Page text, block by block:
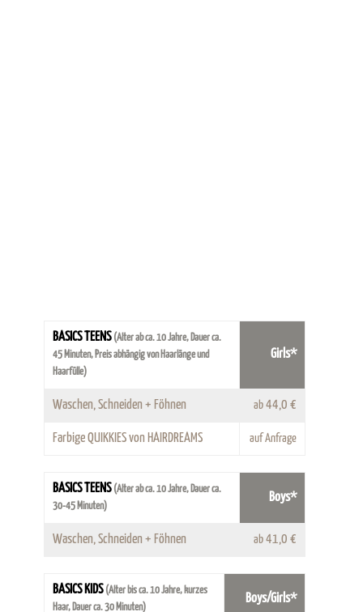
BASICS TEENS (Alter ab ca. 10 Jahre, Dauer ca.
45 Minuten, Preis abhängig von Haarlänge und
Haarfülle)
Girls*
Waschen, Schneiden + Föhnen ab 44,0 €
Farbige QUIKKIES von HAIRDREAMS auf Anfrage
BASICS TEENS (Alter ab ca. 10 Jahre, Dauer ca.
30-45 Minuten)
Boys*
Waschen, Schneiden + Föhnen ab 41,0 €
BASICS KIDS (Alter bis ca. 10 Jahre, kurzes
Haar, Dauer ca. 30 Minuten)
Boys/Girls*